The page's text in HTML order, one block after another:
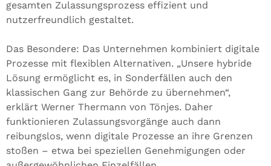
gesamten Zulassungsprozess effizient und
nutzerfreundlich gestaltet.
Das Besondere: Das Unternehmen kombiniert digitale
Prozesse mit flexiblen Alternativen. „Unsere hybride
Lösung ermöglicht es, in Sonderfällen auch den
klassischen Gang zur Behörde zu übernehmen“,
erklärt Werner Thermann von Tönjes. Daher
funktionieren Zulassungsvorgänge auch dann
reibungslos, wenn digitale Prozesse an ihre Grenzen
stoßen – etwa bei speziellen Genehmigungen oder